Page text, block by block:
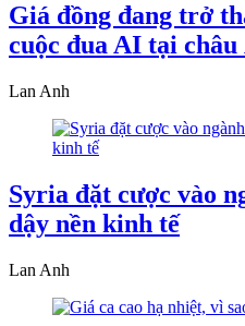
Giá đồng đang trở
cuộc đua AI tại châu
Lan Anh
Syria đặt cược vào
dậy nền kinh tế
Lan Anh